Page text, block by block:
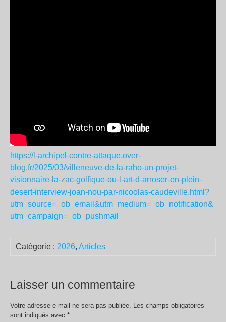
https://l-archipel-contre-attaque.over-
blog.fr/2025/03/villeneuve-de-la-raho-un-projet-
visionnaire-la-zac-golfique-ou-l-art-d-arroser-en-plein-
desert-interview-joan-nou-par-nicoolas-caudeville.html?
utm_source=_ob_email&utm_medium=_ob_notification&
utm_campaign=_ob_pushmail
Catégorie : 2026, Articles
Laisser un commentaire
Votre adresse e-mail ne sera pas publiée. Les champs obligatoires
sont indiqués avec *